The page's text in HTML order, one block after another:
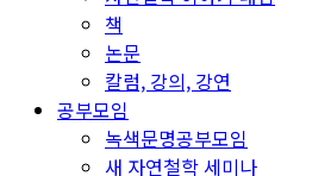
책
논문
칼럼, 강의, 강연
공부모임
녹색문명공부모임
새 자연철학 세미나